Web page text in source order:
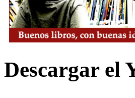
Descargar el